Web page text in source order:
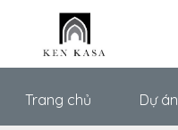
Trang chủ Dự án